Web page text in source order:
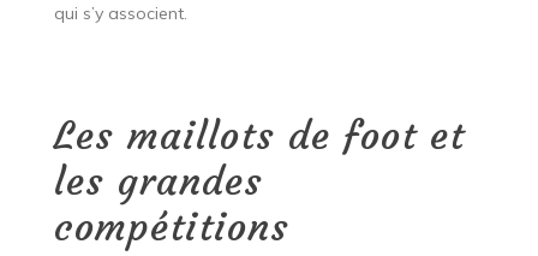
qui s’y associent.
Les maillots de foot et
les grandes
compétitions